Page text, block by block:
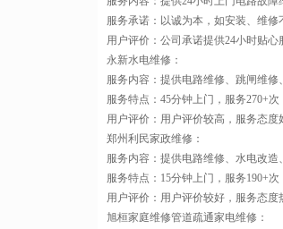
服务承诺：以诚为本，如安装、维修
用户评价：公司承诺提供24小时贴心
永新水电维修：
服务内容：提供电路维修、跳闸维修
服务特点：45分钟上门，服务270+次
用户评价：用户评价较高，服务态度
郑州利民家政维修：
服务内容：提供电路维修、水电改造
服务特点：15分钟上门，服务190+次
用户评价：用户评价较好，服务态度
旭桓家庭维修管道疏通家电维修：